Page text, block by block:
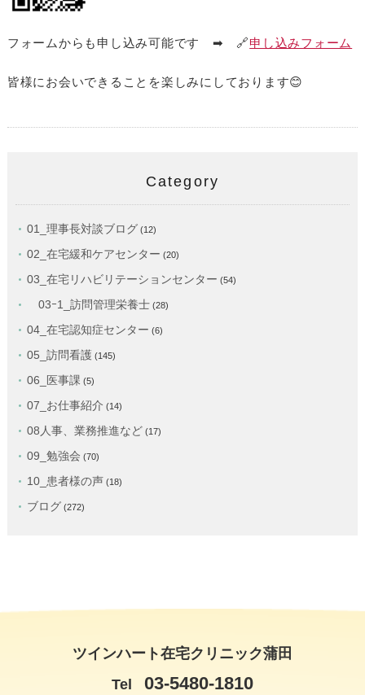
フォームからも申し込み可能です ➡ 🔗申し込みフォーム
皆様にお会いできることを楽しみにしております😊
Category
01_理事長対談ブログ (12)
02_在宅緩和ケアセンター (20)
03_在宅リハビリテーションセンター (54)
03ｰ1_訪問管理栄養士(28)
04_在宅認知症センター (6)
05_訪問看護 (145)
06_医事課 (5)
07_お仕事紹介 (14)
08人事、業務推進など(17)
09_勉強会 (70)
10_患者様の声 (18)
ブログ (272)
ツインハート在宅クリニック蒲田
Tel
03-5480-1810